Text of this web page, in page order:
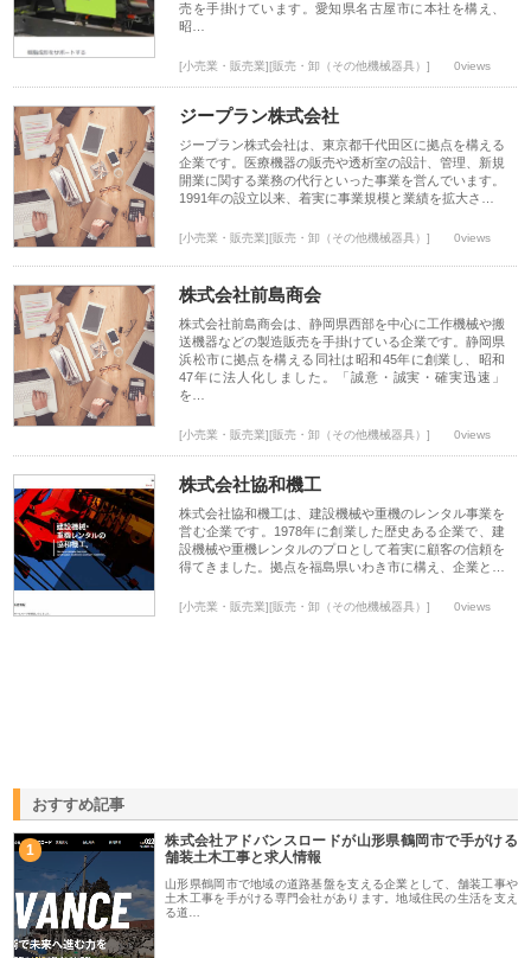
売を手掛けています。愛知県名古屋市に本社を構え、
昭…
[小売業・販売業][販売・卸（その他機械器具）] 0views
ジープラン株式会社
ジープラン株式会社は、東京都千代田区に拠点を構える
企業です。医療機器の販売や透析室の設計、管理、新規
開業に関する業務の代行といった事業を営んでいます。
1991年の設立以来、着実に事業規模と業績を拡大さ…
[小売業・販売業][販売・卸（その他機械器具）] 0views
株式会社前島商会
株式会社前島商会は、静岡県西部を中心に工作機械や搬
送機器などの製造販売を手掛けている企業です。静岡県
浜松市に拠点を構える同社は昭和45年に創業し、昭和
47年に法人化しました。「誠意・誠実・確実迅速」
を…
[小売業・販売業][販売・卸（その他機械器具）] 0views
株式会社協和機工
株式会社協和機工は、建設機械や重機のレンタル事業を
営む企業です。1978年に創業した歴史ある企業で、建
設機械や重機レンタルのプロとして着実に顧客の信頼を
得てきました。拠点を福島県いわき市に構え、企業と…
[小売業・販売業][販売・卸（その他機械器具）] 0views
おすすめ記事
1
株式会社アドバンスロードが山形県鶴岡市で手がける
舗装土木工事と求人情報
山形県鶴岡市で地域の道路基盤を支える企業として、舗装工事や
土木工事を手がける専門会社があります。地域住民の生活を支え
る道…